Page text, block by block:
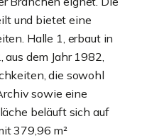
und bietet eine
Halle 1, erbaut in
dem Jahr 1982,
die sowohl
sowie eine
beläuft sich auf
379,96 m²